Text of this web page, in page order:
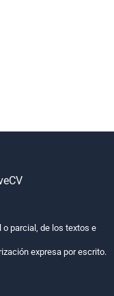
o parcial, de los textos e
expresa por escrito.